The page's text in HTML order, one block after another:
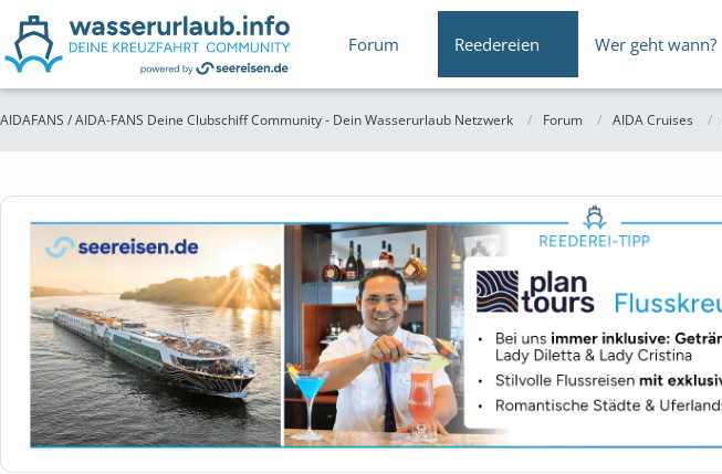
Forum Reedereien Wer geht wann?
AIDAFANS / AIDA-FANS Deine Clubschiff Community - Dein Wasserurlaub Netzwerk Forum AIDA Cruises